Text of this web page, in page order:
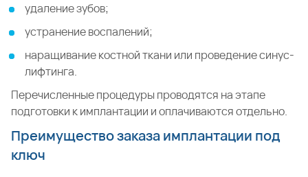
удаление зубов;
устранение воспалений;
наращивание костной ткани или проведение синус-
лифтинга.
Перечисленные процедуры проводятся на этапе
подготовки к имплантации и оплачиваются отдельно.
Преимущество заказа имплантации под
ключ